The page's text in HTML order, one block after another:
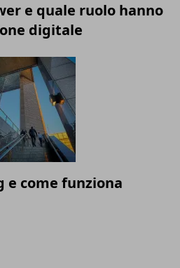
e quale ruolo hanno
digitale
e come funziona